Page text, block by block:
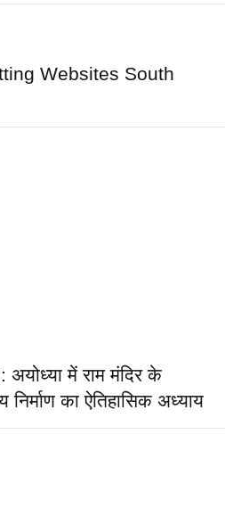
Websites South
में राम मंदिर के
का ऐतिहासिक अध्याय